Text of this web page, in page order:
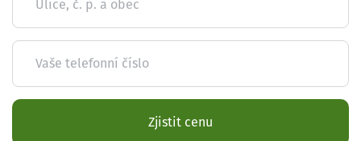
Ulice, č. p. a obec
Vaše telefonní číslo
Zjistit cenu